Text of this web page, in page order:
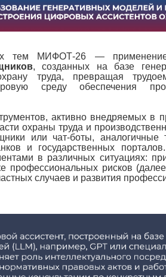
тем МИФОТ-26 —
, созданных на базе
труда, превращая
среду обеспечения
активно внедряемых в
охраны труда и
или чат-боты, аналогичные
и государственных
в различных ситуациях:
профессиональных рисков
случаев и развития